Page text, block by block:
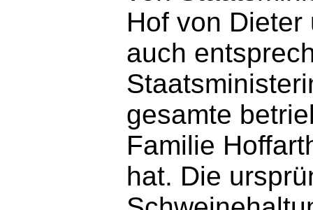
Hof von
auch
gesamte
Familie
hat. Die